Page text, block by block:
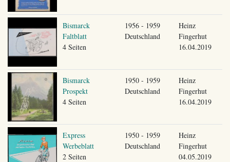
Bismarck
Faltblatt
4 Seiten
1956 - 1959
Deutschland
Heinz
Fingerhut
16.04.2019
Bismarck
Prospekt
4 Seiten
1950 - 1959
Deutschland
Heinz
Fingerhut
16.04.2019
Express
Werbeblatt
2 Seiten
1950 - 1959
Deutschland
Heinz
Fingerhut
04.05.2019